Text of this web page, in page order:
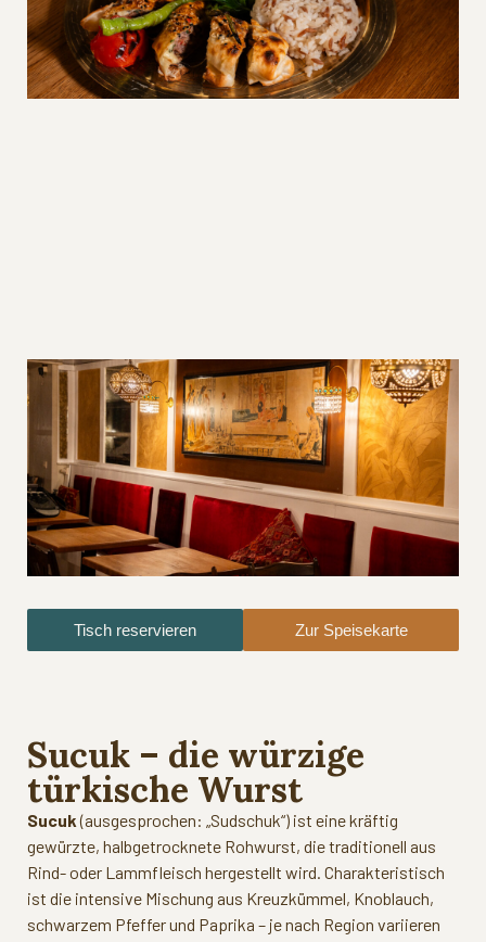
Tisch reservieren Zur Speisekarte
Sucuk – die würzige
türkische Wurst
Sucuk(ausgesprochen: „Sudschuk“) ist eine kräftig
gewürzte, halbgetrocknete Rohwurst, die traditionell aus
Rind- oder Lammfleisch hergestellt wird. Charakteristisch
ist die intensive Mischung aus Kreuzkümmel, Knoblauch,
schwarzem Pfeffer und Paprika – je nach Region variieren